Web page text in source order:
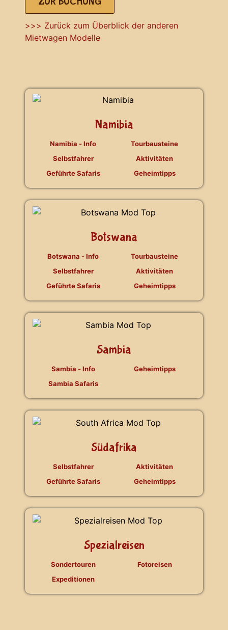
>>> Zurück zum Überblick der anderen
Mietwagen Modelle
Namibia
Namibia - Info
Selbstfahrer
Geführte Safaris
Tourbausteine
Aktivitäten
Geheimtipps
Botswana
Botswana - Info
Selbstfahrer
Geführte Safaris
Tourbausteine
Aktivitäten
Geheimtipps
Sambia
Sambia - Info
Sambia Safaris
Geheimtipps
Südafrika
Selbstfahrer
Geführte Safaris
Aktivitäten
Geheimtipps
Spezialreisen
Sondertouren
Expeditionen
Fotoreisen